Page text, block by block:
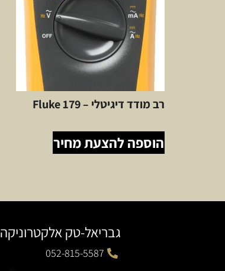
רב מודד דיגיטלי – Fluke 179
הוספה להצעת מחיר
גבריאל-טק אלקטרוניקה
052-815-5587